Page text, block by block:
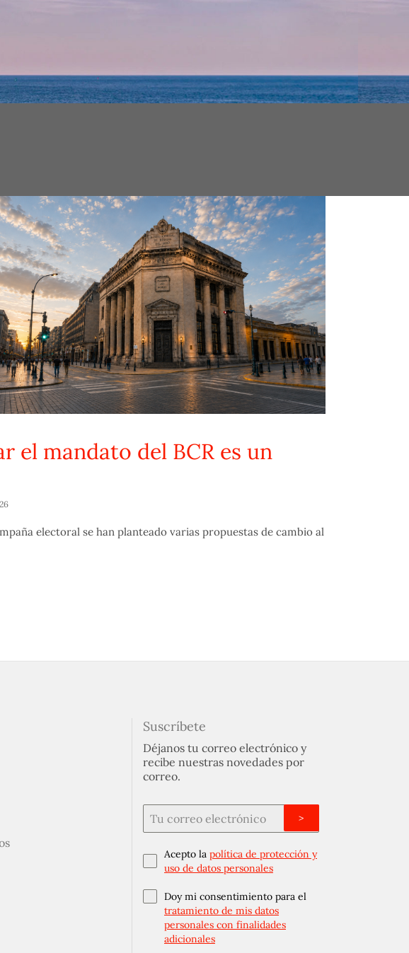
el mandato del BCR es un
electoral se han planteado varias propuestas de cambio al
Suscríbete
Déjanos tu correo electrónico y
recibe nuestras novedades por
correo.
Acepto la política de protección y
uso de datos personales
Doy mi consentimiento para el
tratamiento de mis datos
personales con finalidades
adicionales
>